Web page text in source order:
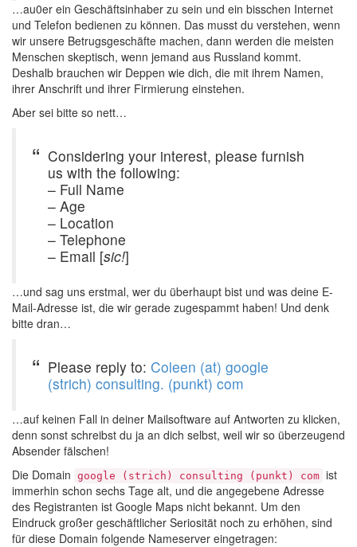
…au0er ein Geschäftsinhaber zu sein und ein bisschen Internet
und Telefon bedienen zu können. Das musst du verstehen, wenn
wir unsere Betrugsgeschäfte machen, dann werden die meisten
Menschen skeptisch, wenn jemand aus Russland kommt.
Deshalb brauchen wir Deppen wie dich, die mit ihrem Namen,
ihrer Anschrift und ihrer Firmierung einstehen.
Aber sei bitte so nett…
Considering your interest, please furnish
us with the following:
– Full Name
– Age
– Location
– Telephone
– Email [sic!]
…und sag uns erstmal, wer du überhaupt bist und was deine E-
Mail-Adresse ist, die wir gerade zugespammt haben! Und denk
bitte dran…
Please reply to: Coleen (at) google
(strich) consulting. (punkt) com
…auf keinen Fall in deiner Mailsoftware auf Antworten zu klicken,
denn sonst schreibst du ja an dich selbst, weil wir so überzeugend
Absender fälschen!
Die Domain google (strich) consulting (punkt) com ist
immerhin schon sechs Tage alt, und die angegebene Adresse
des Registranten ist Google Maps nicht bekannt. Um den
Eindruck großer geschäftlicher Seriosität noch zu erhöhen, sind
für diese Domain folgende Nameserver eingetragen: